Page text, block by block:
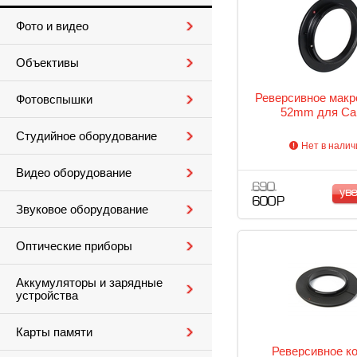
Фото и видео
Объективы
Фотовспышки
Студийное оборудование
Видео оборудование
Звуковое оборудование
Оптические приборы
Аккумуляторы и зарядные
устройства
Карты памяти
Реверсивное
52mm для
Нет в
690
600 Р
Реверсивное